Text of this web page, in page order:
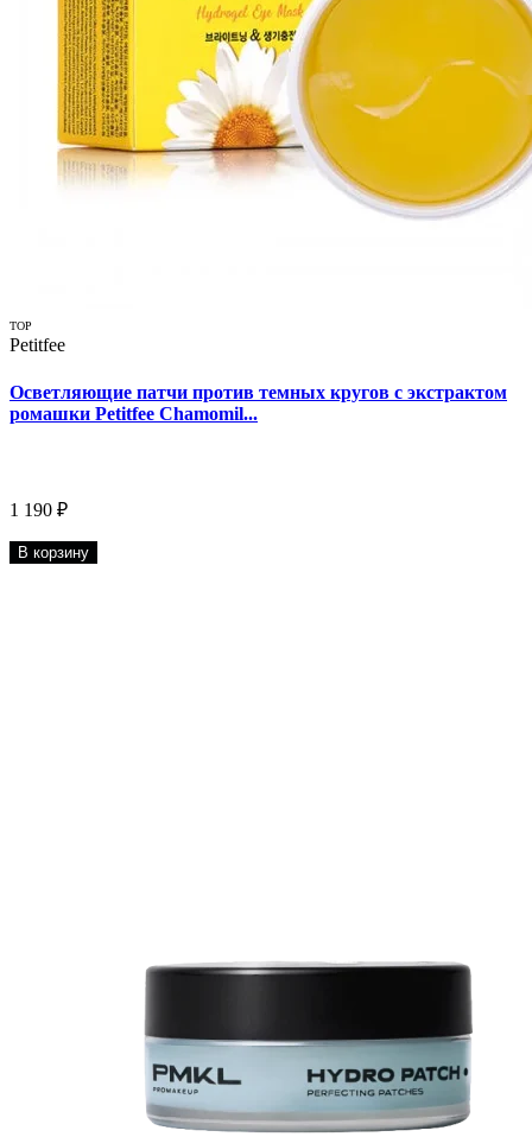
TOP
Petitfee
Осветляющие патчи против темных кругов с экстрактом
ромашки Petitfee Chamomil...
1 190 ₽
В корзину